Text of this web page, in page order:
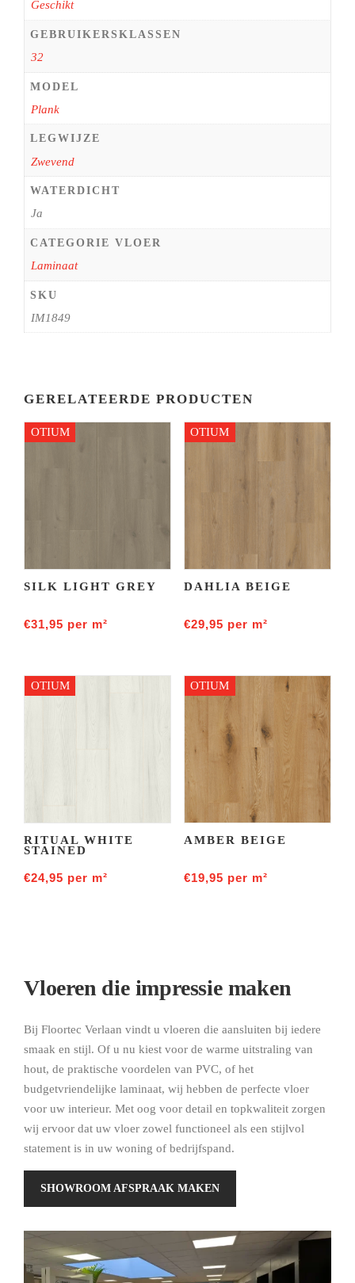
Geschikt
GEBRUIKERSKLASSEN
32
MODEL
Plank
LEGWIJZE
Zwevend
WATERDICHT
Ja
CATEGORIE VLOER
Laminaat
SKU
IM1849
GERELATEERDE PRODUCTEN
OTIUM
SILK LIGHT GREY
€31,95 per m²
OTIUM
DAHLIA BEIGE
€29,95 per m²
OTIUM
RITUAL WHITE
STAINED
€24,95 per m²
OTIUM
AMBER BEIGE
€19,95 per m²
Vloeren die impressie maken
Bij Floortec Verlaan vindt u vloeren die aansluiten bij iedere
smaak en stijl. Of u nu kiest voor de warme uitstraling van
hout, de praktische voordelen van PVC, of het
budgetvriendelijke laminaat, wij hebben de perfecte vloer
voor uw interieur. Met oog voor detail en topkwaliteit zorgen
wij ervoor dat uw vloer zowel functioneel als een stijlvol
statement is in uw woning of bedrijfspand.
SHOWROOM AFSPRAAK MAKEN